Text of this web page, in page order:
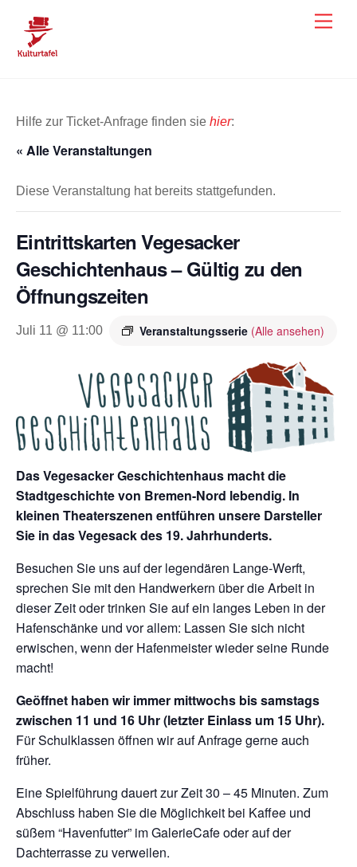
content
Hilfe zur Ticket-Anfrage finden sie hier:
« Alle Veranstaltungen
Diese Veranstaltung hat bereits stattgefunden.
Eintrittskarten Vegesacker
Geschichtenhaus – Gültig zu den
Öffnungszeiten
Juli 11 @ 11:00 Veranstaltungsserie (Alle ansehen)
Das Vegesacker Geschichtenhaus macht die
Stadtgeschichte von Bremen-Nord lebendig. In
kleinen Theaterszenen entführen unsere Darsteller
Sie in das Vegesack des 19. Jahrhunderts.
Besuchen Sie uns auf der legendären Lange-Werft,
sprechen Sie mit den Handwerkern über die Arbeit in
dieser Zeit oder trinken Sie auf ein langes Leben in der
Hafenschänke und vor allem: Lassen Sie sich nicht
erwischen, wenn der Hafenmeister wieder seine Runde
macht!
Geöffnet haben wir immer mittwochs bis samstags
zwischen 11 und 16 Uhr (letzter Einlass um 15 Uhr).
Für Schulklassen öffnen wir auf Anfrage gerne auch
früher.
Eine Spielführung dauert zur Zeit 30 – 45 Minuten. Zum
Abschluss haben Sie die Möglichkeit bei Kaffee und
süßem “Havenfutter” im GalerieCafe oder auf der
Dachterrasse zu verweilen.